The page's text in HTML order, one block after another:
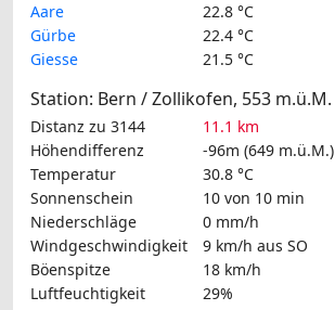
Aare
22.8 °C
Gürbe
22.4 °C
Giesse
21.5 °C
Station: Bern / Zollikofen, 553 m.ü.M.
Distanz zu 3144
11.1 km
Höhendifferenz
-96m (649 m.ü.M.)
Temperatur
30.8 °C
Sonnenschein
10 von 10 min
Niederschläge
0 mm/h
Windgeschwindigkeit
9 km/h aus SO
Böenspitze
18 km/h
Luftfeuchtigkeit
29%